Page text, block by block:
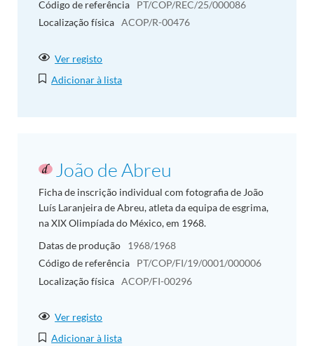
Código de referência
PT/COP/REC/25/000086
Localização física ACOP/R-00476
Ver registo
Adicionar à lista
João de Abreu
Ficha de inscrição individual com fotografia de João
Luís Laranjeira de Abreu, atleta da equipa de esgrima,
na XIX Olimpíada do México, em 1968.
Datas de produção
1968/1968
Código de referência
PT/COP/FI/19/0001/000006
Localização física ACOP/FI-00296
Ver registo
Adicionar à lista